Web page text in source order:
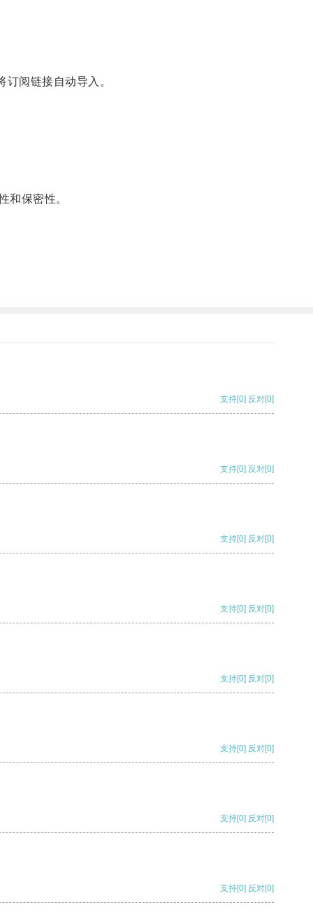
阅链接自动导入。
保密性。
支持[0] 反对[0]
支持[0] 反对[0]
支持[0] 反对[0]
支持[0] 反对[0]
支持[0] 反对[0]
支持[0] 反对[0]
支持[0] 反对[0]
支持[0] 反对[0]